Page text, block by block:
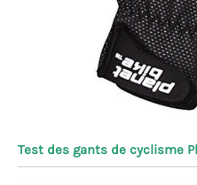
Test des gants de cyclisme